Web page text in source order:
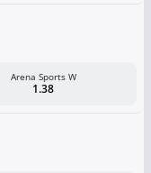
Arena Sports W
1.38